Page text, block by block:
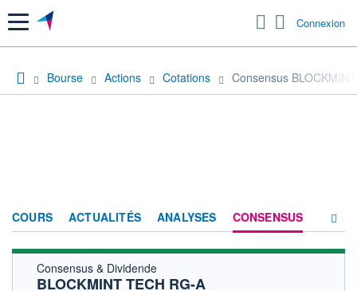
Menu Connexion
Bourse Actions Cotations Consensus
COURS ACTUALITÉS ANALYSES CONSENSUS
Consensus & Dividende
BLOCKMINT TECH RG-A